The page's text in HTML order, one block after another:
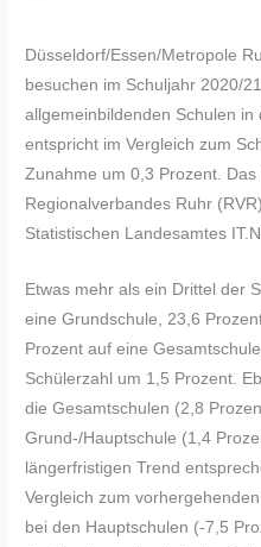
Düsseldorf/Essen/Metropole
besuchen im Schuljahr 2020/
allgemeinbildenden Schulen
entspricht im Vergleich zum
Zunahme um 0,3 Prozent.
Regionalverbandes Ruhr
Statistischen Landesamtes
Etwas mehr als ein Drittel der
eine Grundschule, 23,6
Prozent auf eine
Schülerzahl um 1,5 Prozent.
die Gesamtschulen (2,8
Grund-/Hauptschule (1,4
längerfristigen Trend
Vergleich zum
bei den Hauptschulen (-7,5